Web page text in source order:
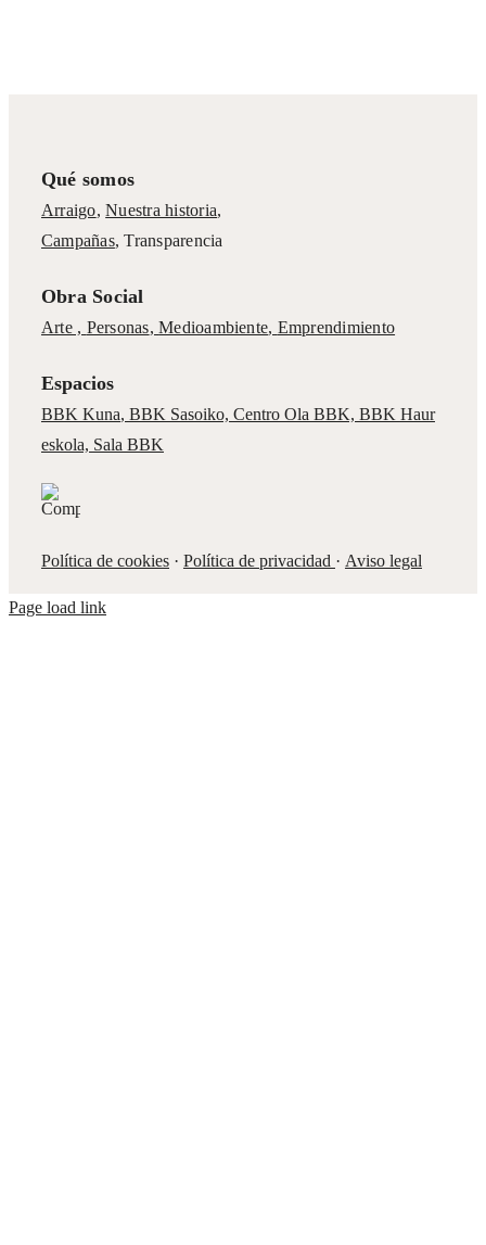
Qué somos
Arraigo,Nuestra historia,
Campañas, Transparencia
Obra Social
Arte , Personas,Medioambiente, Emprendimiento
Espacios
BBK Kuna, BBK Sasoiko, Centro Ola BBK, BBK Haur
eskola, Sala BBK
Política de cookies· Política de privacidad · Aviso legal
Page load link